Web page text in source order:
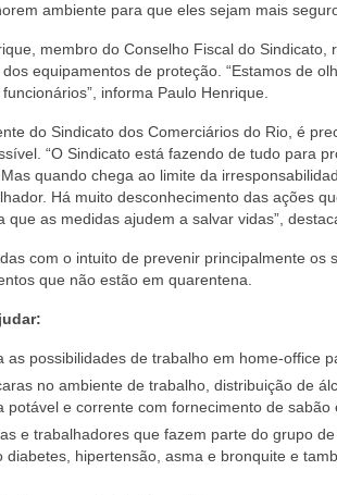
ambiente para que eles sejam mais
membro do Conselho Fiscal do
equipamentos de proteção. “Estamos de
informa Paulo Henrique.
do Sindicato dos Comerciários do Rio, é
“O Sindicato está fazendo de tudo para
quando chega ao limite da
Há muito desconhecimento das ações
as medidas ajudem a salvar vidas”,
com o intuito de prevenir principalmente
que não estão em quarentena.
possibilidades de trabalho em home-office
no ambiente de trabalho, distribuição de
e corrente com fornecimento de sabão
e trabalhadores que fazem parte do grupo
diabetes, hipertensão, asma e bronquite e